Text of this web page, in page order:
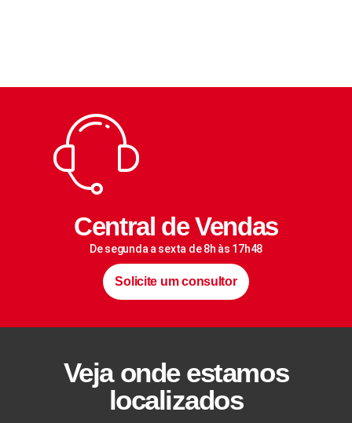
Central de Vendas
De segunda a sexta de 8h às 17h48
Solicite um consultor
Veja onde estamos
localizados